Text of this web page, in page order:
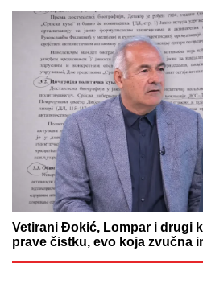
Vetirani Đokić, Lompar i drugi
prave čistku, evo koja zvučna